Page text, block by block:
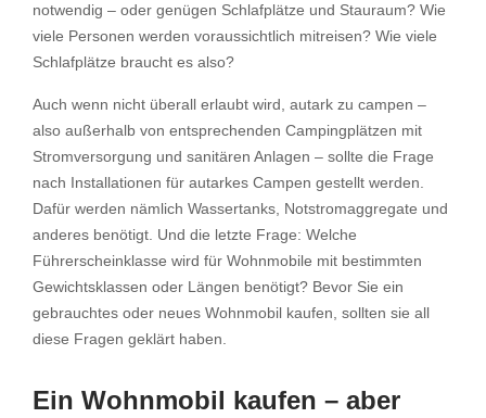
notwendig – oder genügen Schlafplätze und Stauraum? Wie
viele Personen werden voraussichtlich mitreisen? Wie viele
Schlafplätze braucht es also?
Auch wenn nicht überall erlaubt wird, autark zu campen –
also außerhalb von entsprechenden Campingplätzen mit
Stromversorgung und sanitären Anlagen – sollte die Frage
nach Installationen für autarkes Campen gestellt werden.
Dafür werden nämlich Wassertanks, Notstromaggregate und
anderes benötigt. Und die letzte Frage: Welche
Führerscheinklasse wird für Wohnmobile mit bestimmten
Gewichtsklassen oder Längen benötigt? Bevor Sie ein
gebrauchtes oder neues Wohnmobil kaufen, sollten sie all
diese Fragen geklärt haben.
Ein Wohnmobil kaufen – aber